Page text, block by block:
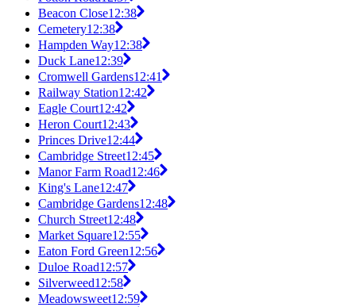
Beacon Close12:38
Cemetery12:38
Hampden Way12:38
Duck Lane12:39
Cromwell Gardens12:41
Railway Station12:42
Eagle Court12:42
Heron Court12:43
Princes Drive12:44
Cambridge Street12:45
Manor Farm Road12:46
King's Lane12:47
Cambridge Gardens12:48
Church Street12:48
Market Square12:55
Eaton Ford Green12:56
Duloe Road12:57
Silverweed12:58
Meadowsweet12:59